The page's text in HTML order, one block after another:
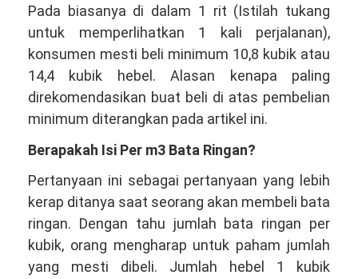
Pada biasanya di dalam 1 rit (Istilah tukang
untuk memperlihatkan 1 kali perjalanan),
konsumen mesti beli minimum 10,8 kubik atau
14,4 kubik hebel. Alasan kenapa paling
direkomendasikan buat beli di atas pembelian
minimum diterangkan pada artikel ini.
Berapakah Isi Per m3 Bata Ringan?
Pertanyaan ini sebagai pertanyaan yang lebih
kerap ditanya saat seorang akan membeli bata
ringan. Dengan tahu jumlah bata ringan per
kubik, orang mengharap untuk paham jumlah
yang mesti dibeli. Jumlah hebel 1 kubik